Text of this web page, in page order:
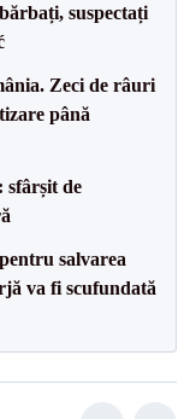
suspectați
Zeci de râuri
până
de
salvarea
va fi scufundată